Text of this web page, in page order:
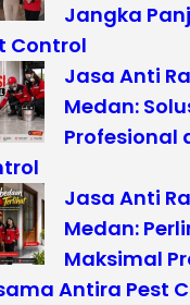
Jangka
Control
Jasa Anti
Medan:
Profesional
Jasa Anti
Medan:
Maksimal
Antira Pest